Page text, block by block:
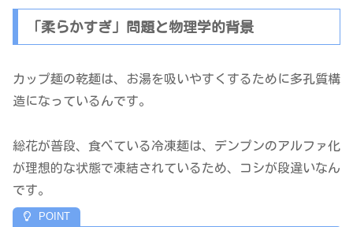
「柔らかすぎ」問題と物理学的背景
カップ麺の乾麺は、お湯を吸いやすくするために多孔質構
造になっているんです。
総花が普段、食べている冷凍麺は、デンプンのアルファ化
が理想的な状態で凍結されているため、コシが段違いなん
です。